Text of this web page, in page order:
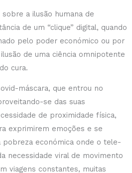
a ilusão humana de
de um “clique” digital, quando
pelo poder económico ou por
de uma ciência omnipotente
cura.
máscara, que entrou no
se das suas
de proximidade física,
exprimirem emoções e se
económica onde o tele-
necessidade viral de movimento
viagens constantes, muitas